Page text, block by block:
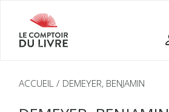
ACCUEIL DEMEYER, BENJAMIN